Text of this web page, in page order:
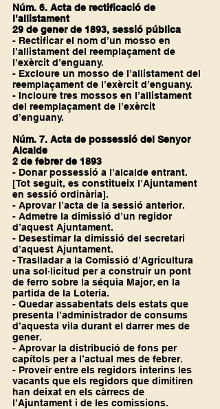
Núm. 6. Acta de rectificació de
l’allistament
29 de gener de 1893, sessió pública
- Rectificar el nom d’un mosso en
l’allistament del reemplaçament de
l’exèrcit d’enguany.
- Excloure un mosso de l’allistament del
reemplaçament de l’exèrcit d’enguany.
- Incloure tres mossos en l’allistament
del reemplaçament de l’exèrcit
d’enguany.
Núm. 7. Acta de possessió del Senyor
Alcalde
2 de febrer de 1893
- Donar possessió a l’alcalde entrant.
[Tot seguit, es constitueix l’Ajuntament
en sessió ordinària].
- Aprovar l’acta de la sessió anterior.
- Admetre la dimissió d’un regidor
d’aquest Ajuntament.
- Desestimar la dimissió del secretari
d’aquest Ajuntament.
- Traslladar a la Comissió d’Agricultura
una sol·licitud per a construir un pont
de ferro sobre la séquia Major, en la
partida de la Loteria.
- Quedar assabentats dels estats que
presenta l’administrador de consums
d’aquesta vila durant el darrer mes de
gener.
- Aprovar la distribució de fons per
capítols per a l’actual mes de febrer.
- Proveir entre els regidors interins les
vacants que els regidors que dimitiren
han deixat en els càrrecs de
l’Ajuntament i de les comissions.